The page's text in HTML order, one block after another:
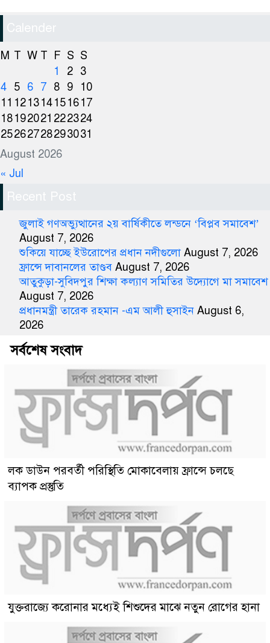
Calender
August 2026
M T W T F S S
1
2 3
4 5 6 7 8 9
10
11 121314151617
18192021 222324
25262728293031
« Jul
Recent Post
জুলাই গণঅভ্যুত্থানের ২য় বার্ষিকীতে লন্ডনে ‘বিপ্লব সমাবেশ’
August 7, 2026
শুকিয়ে যাচ্ছে ইউরোপের প্রধান নদীগুলো August 7, 2026
ফ্রান্সে দাবানলের তাণ্ডব August 7, 2026
আতুকুড়া-সুবিদপুর শিক্ষা কল্যাণ সমিতির উদ্যোগে মা সমাবেশ
August 7, 2026
প্রধানমন্ত্রী তারেক রহমান -এম আলী হুসাইন August 6,
2026
সর্বশেষ সংবাদ
লক ডাউন পরবর্তী পরিস্থিতি মোকাবেলায় ফ্রান্সে চলছে
ব্যাপক প্রস্তুতি
যুক্তরাজ্যে করোনার মধ্যেই শিশুদের মাঝে নতুন রোগের হানা